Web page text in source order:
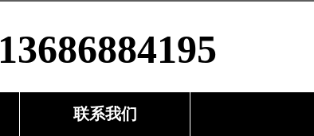
13686884195
联系我们